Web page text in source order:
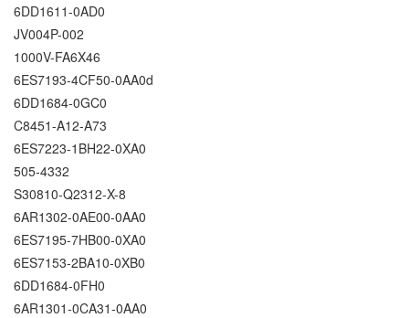
6DD1611-0AD0
JV004P-002
1000V-FA6X46
6ES7193-4CF50-0AA0d
6DD1684-0GC0
C8451-A12-A73
6ES7223-1BH22-0XA0
505-4332
S30810-Q2312-X-8
6AR1302-0AE00-0AA0
6ES7195-7HB00-0XA0
6ES7153-2BA10-0XB0
6DD1684-0FH0
6AR1301-0CA31-0AA0